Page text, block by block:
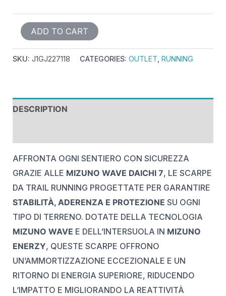
ADD TO CART
SKU: J1GJ227118 CATEGORIES: OUTLET, RUNNING
DESCRIPTION
AFFRONTA OGNI SENTIERO CON SICUREZZA
GRAZIE ALLE MIZUNO WAVE DAICHI 7, LE SCARPE
DA TRAIL RUNNING PROGETTATE PER GARANTIRE
STABILITÀ, ADERENZA E PROTEZIONE SU OGNI
TIPO DI TERRENO. DOTATE DELLA TECNOLOGIA
MIZUNO WAVE E DELL’INTERSUOLA IN MIZUNO
ENERZY, QUESTE SCARPE OFFRONO
UN’AMMORTIZZAZIONE ECCEZIONALE E UN
RITORNO DI ENERGIA SUPERIORE, RIDUCENDO
L’IMPATTO E MIGLIORANDO LA REATTIVITÀ